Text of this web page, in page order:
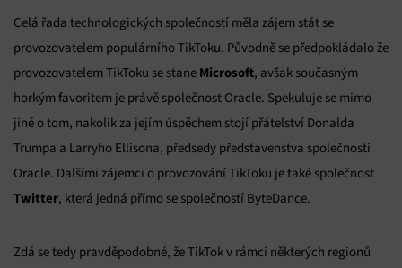
Celá řada technologických společností měla zájem stát se
provozovatelem populárního TikToku. Původně se předpokládalo že
provozovatelem TikToku se stane Microsoft, avšak současným
horkým favoritem je právě společnost Oracle. Spekuluje se mimo
jiné o tom, nakolik za jejím úspěchem stojí přátelství Donalda
Trumpa a Larryho Ellisona, předsedy představenstva společnosti
Oracle. Dalšími zájemci o provozování TikToku je také společnost
Twitter, která jedná přímo se společností ByteDance.
Zdá se tedy pravděpodobné, že TikTok v rámci některých regionů